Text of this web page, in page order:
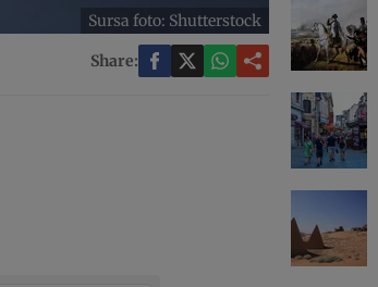
Sursa foto: Shutterstock
Share: